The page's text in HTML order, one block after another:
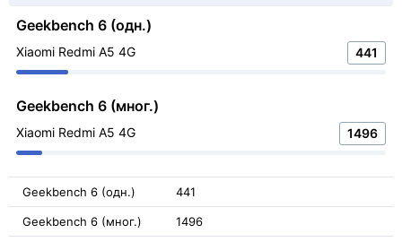
Geekbench 6 (одн.)
Xiaomi Redmi A5 4G 441
Geekbench 6 (мног.)
Xiaomi Redmi A5 4G 1496
Geekbench 6 (одн.) 441
Geekbench 6 (мног.) 1496